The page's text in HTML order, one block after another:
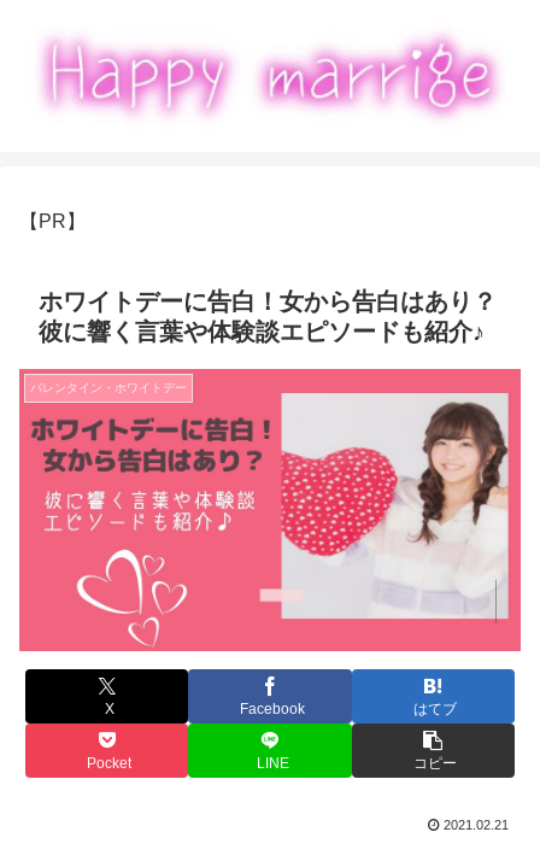
【PR】
ホワイトデーに告白！女から告白はあり？
彼に響く言葉や体験談エピソードも紹介♪
バレンタイン・ホワイトデー
X Facebook はてブ
Pocket LINE コピー
2021.02.21